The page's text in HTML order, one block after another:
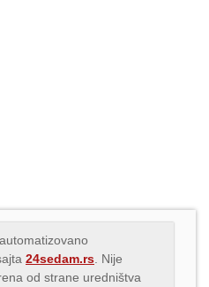
24sedam.rs . Nije
od strane uredništva